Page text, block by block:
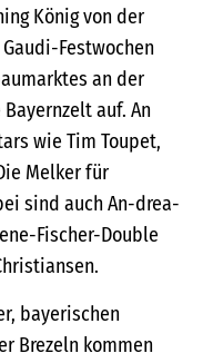
König von der
Festwochen
an der
auf. An
wie Tim Toupet,
Melker für
sind auch An-drea-
Fischer-Double
bayerischen
Brezeln kommen